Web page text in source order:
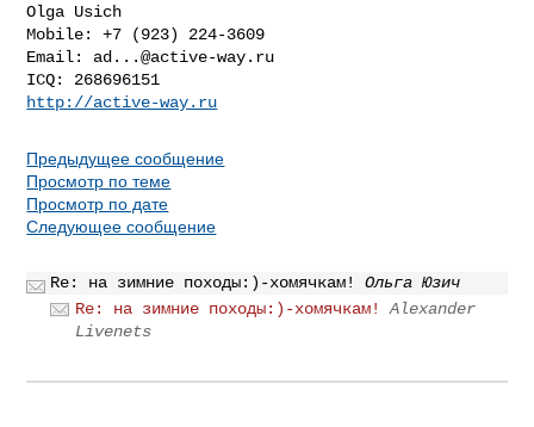
Olga Usich
Mobile: +7 (923) 224-3609
Email: ad...@active-way.ru
http://active-way.ru
Предыдущее сообщение
Просмотр по теме
Просмотр по дате
Следующее сообщение
Re: на зимние походы:)-хомячкам!
Ольга Юзич
Re: на зимние походы:)-хомячкам!
Alexander
Livenets